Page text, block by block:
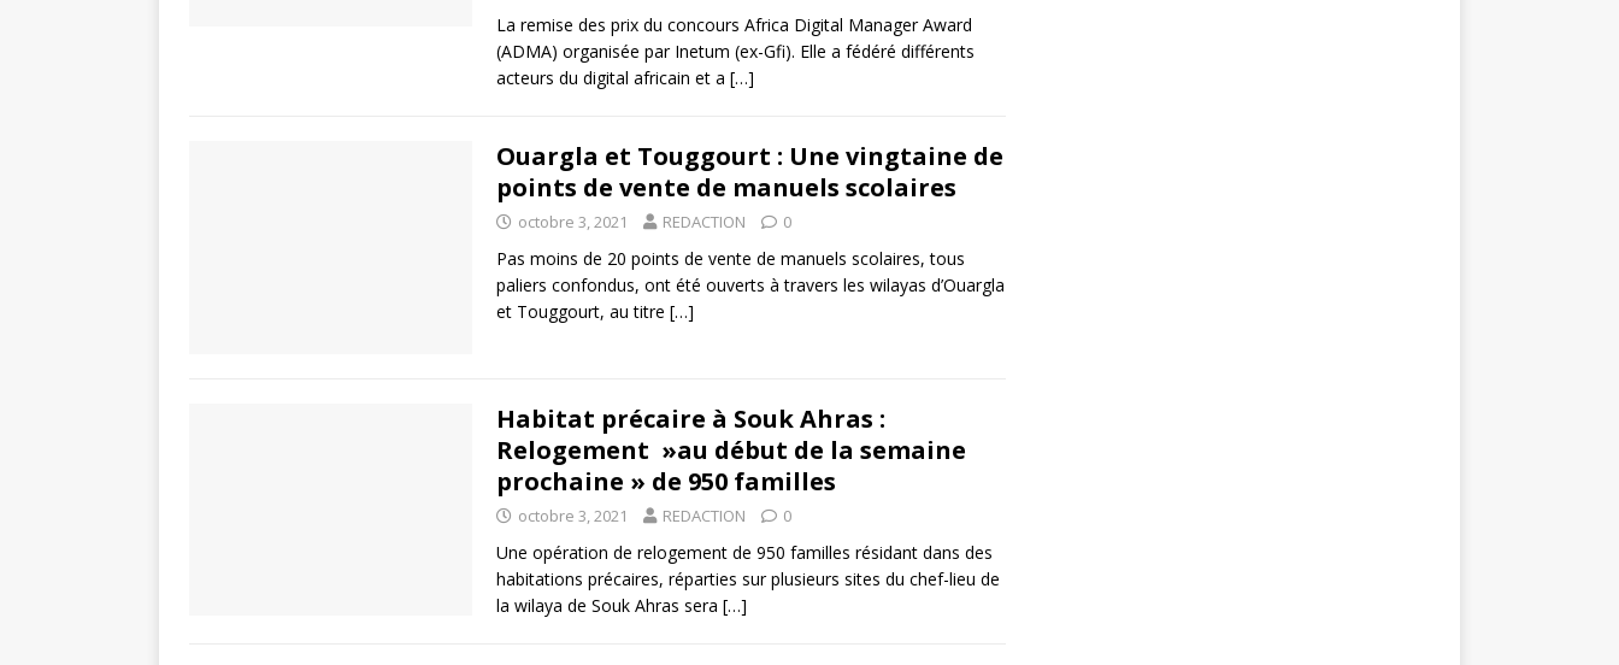
La remise des prix du concours Africa Digital Manager Award
(ADMA) organisée par Inetum (ex-Gfi). Elle a fédéré différents
acteurs du digital africain et a […]
Ouargla et Touggourt : Une vingtaine de
points de vente de manuels scolaires
octobre 3, 2021 REDACTION 0
Pas moins de 20 points de vente de manuels scolaires, tous
paliers confondus, ont été ouverts à travers les wilayas d’Ouargla
et Touggourt, au titre […]
Habitat précaire à Souk Ahras :
Relogement »au début de la semaine
prochaine » de 950 familles
octobre 3, 2021 REDACTION 0
Une opération de relogement de 950 familles résidant dans des
habitations précaires, réparties sur plusieurs sites du chef-lieu de
la wilaya de Souk Ahras sera […]